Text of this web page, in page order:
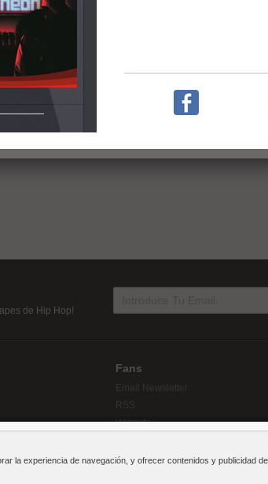
la experiencia de navegación, y ofrecer contenidos y publicidad
Detox. Proyecto de 7 canciones y un bonus; los cuales
Los covers corresponden a canciones de Aespa, DPR
de Hip Hop!
Fans
Email Newsletter
Widgets